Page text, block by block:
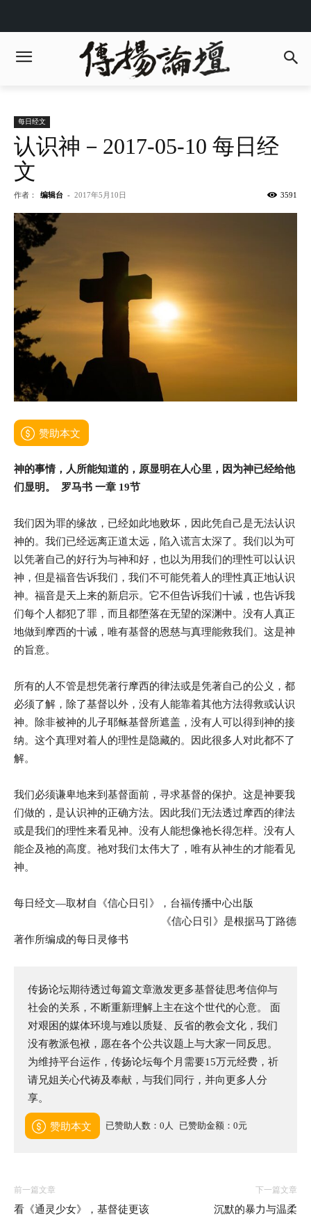
每日经文
认识神－2017-05-10 每日经
文
作者： 编辑台 - 2017年5月10日 3591
赞助本文
神的事情，人所能知道的，原显明在人心里，因为神已经给他
们显明。 罗马书 一章 19节
我们因为罪的缘故，已经如此地败坏，因此凭自己是无法认识
神的。我们已经远离正道太远，陷入谎言太深了。我们以为可
以凭著自己的好行为与神和好，也以为用我们的理性可以认识
神，但是福音告诉我们，我们不可能凭着人的理性真正地认识
神。福音是天上来的新启示。它不但告诉我们十诫，也告诉我
们每个人都犯了罪，而且都堕落在无望的深渊中。没有人真正
地做到摩西的十诫，唯有基督的恩慈与真理能救我们。这是神
的旨意。
所有的人不管是想凭著行摩西的律法或是凭著自己的公义，都
必须了解，除了基督以外，没有人能靠着其他方法得救或认识
神。除非被神的儿子耶稣基督所遮盖，没有人可以得到神的接
纳。这个真理对着人的理性是隐藏的。因此很多人对此都不了
解。
我们必须谦卑地来到基督面前，寻求基督的保护。这是神要我
们做的，是认识神的正确方法。因此我们无法透过摩西的律法
或是我们的理性来看见神。没有人能想像祂长得怎样。没有人
能企及祂的高度。祂对我们太伟大了，唯有从神生的才能看见
神。
每日经文—取材自《信心日引》，台福传播中心出版
《信心日引》是根据马丁路德
著作所编成的每日灵修书
传扬论坛期待透过每篇文章激发更多基督徒思考信仰与
社会的关系，不断重新理解上主在这个世代的心意。 面
对艰困的媒体环境与难以质疑、反省的教会文化，我们
没有教派包袱，愿在各个公共议题上与大家一同反思。
为维持平台运作，传扬论坛每个月需要15万元经费，祈
请兄姐关心代祷及奉献，与我们同行，并向更多人分
享。
赞助本文 已赞助人数：0人 已赞助金额：0元
前一篇文章
看《通灵少女》，基督徒更该
下一篇文章
沉默的暴力与温柔